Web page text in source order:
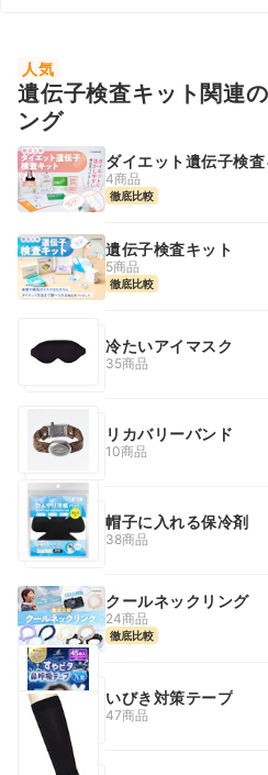
人気
遺伝子検査キット関連
ング
ダイエット遺伝子検
キット
4商品
徹底比較
遺伝子検査キット
5商品
徹底比較
冷たいアイマスク
35商品
リカバリーバンド
10商品
帽子に入れる保冷剤
38商品
クールネックリング
24商品
徹底比較
いびき対策テープ
47商品